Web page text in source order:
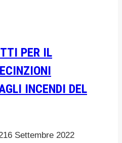
PER IL
INCENDI DEL
16 Settembre 2022